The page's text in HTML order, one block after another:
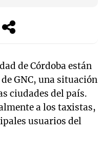
de Córdoba están
GNC, una situación
ciudades del país.
a los taxistas,
usuarios del